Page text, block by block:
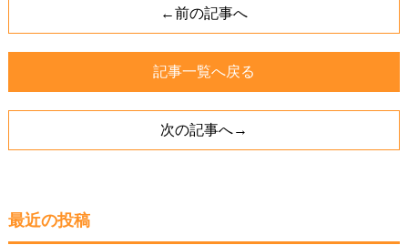
←前の記事へ
記事一覧へ戻る
次の記事へ→
最近の投稿